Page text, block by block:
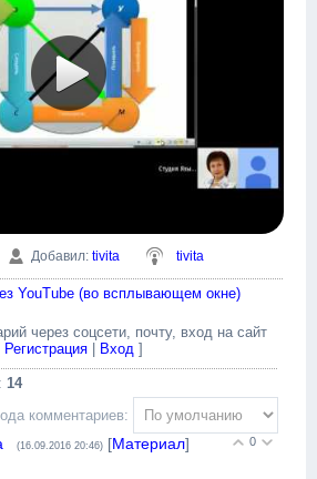
Добавил: tivita tivita
YouTube (во всплывающем окне)
через соцсети, почту, вход на сайт
Регистрация| Вход]
: 14
комментариев:
0
(16.09.2016 20:46) [Материал]